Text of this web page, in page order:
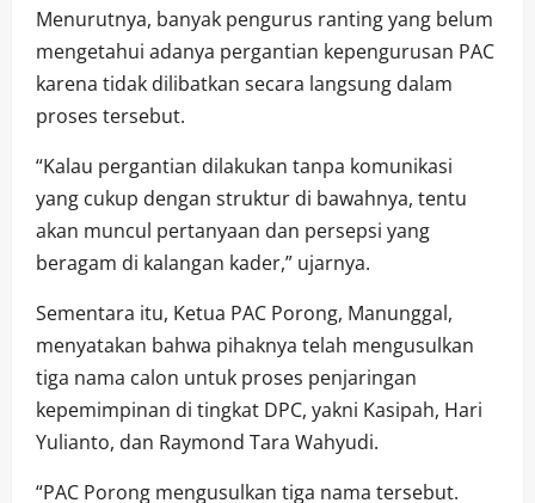
Menurutnya, banyak pengurus ranting yang belum
mengetahui adanya pergantian kepengurusan PAC
karena tidak dilibatkan secara langsung dalam
proses tersebut.
“Kalau pergantian dilakukan tanpa komunikasi
yang cukup dengan struktur di bawahnya, tentu
akan muncul pertanyaan dan persepsi yang
beragam di kalangan kader,” ujarnya.
Sementara itu, Ketua PAC Porong, Manunggal,
menyatakan bahwa pihaknya telah mengusulkan
tiga nama calon untuk proses penjaringan
kepemimpinan di tingkat DPC, yakni Kasipah, Hari
Yulianto, dan Raymond Tara Wahyudi.
“PAC Porong mengusulkan tiga nama tersebut.